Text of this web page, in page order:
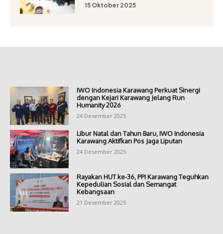
15 Oktober 2025
IWO Indonesia Karawang Perkuat Sinergi
dengan Kejari Karawang Jelang Run
Humanity 2026
24 Desember 2025
Libur Natal dan Tahun Baru, IWO Indonesia
Karawang Aktifkan Pos Jaga Liputan
24 Desember 2025
Rayakan HUT ke-36, PPI Karawang Teguhkan
Kepedulian Sosial dan Semangat
Kebangsaan
21 Desember 2025